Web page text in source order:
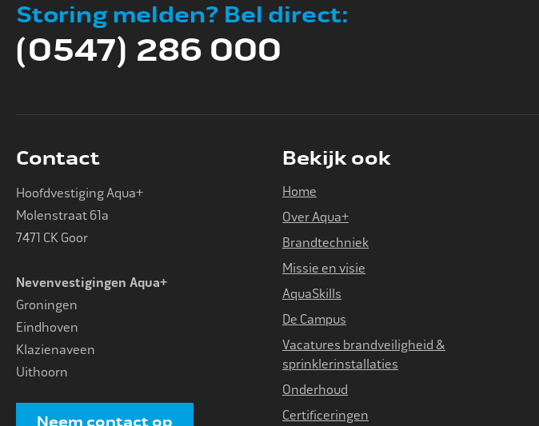
Storing melden? Bel direct:
(0547) 286 000
Contact
Hoofdvestiging Aqua+
Molenstraat 61a
7471 CK Goor
Nevenvestigingen Aqua+
Groningen
Eindhoven
Klazienaveen
Uithoorn
Neem contact op
Bekijk ook
Home
Over Aqua+
Brandtechniek
Missie en visie
AquaSkills
De Campus
Vacatures brandveiligheid &
sprinklerinstallaties
Onderhoud
Certificeringen